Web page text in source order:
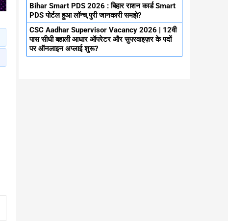
Bihar Smart PDS 2026 : बिहार राशन कार्ड Smart
PDS पोर्टल हुआ लॉन्च,पुरी जानकारी समझे?
CSC Aadhar Supervisor Vacancy 2026 | 12वी
पास सीधी बहाली आधार ऑपरेटर और सुपरवाइज़र के पदों
पर ऑनलाइन अप्लाई शुरू?